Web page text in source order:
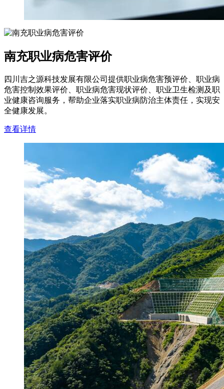
南充职业病危害评价
四川吉之源科技发展有限公司提供职业病危害预评价、职业病
危害控制效果评价、职业病危害现状评价、职业卫生检测及职
业健康咨询服务，帮助企业落实职业病防治主体责任，实现安
全健康发展。
查看详情